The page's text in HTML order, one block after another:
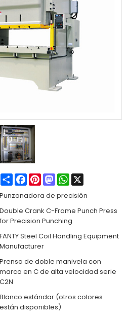
ShareFacebook
PinterestMastodonWhatsApp
Punzonadora de precisión
Double Crank C-Frame Punch Press
for Precision Punching
FANTY Steel Coil Handling Equipment
Manufacturer
Prensa de doble manivela con
marco en C de alta velocidad serie
C2N
Blanco estándar (otros colores
están disponibles)